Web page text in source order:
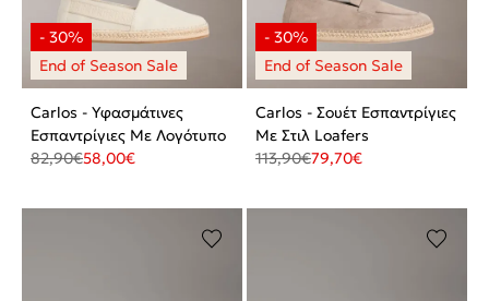
Carlos - Υφασμάτινες
Εσπαντρίγιες Με Λογότυπο
82,90€58,00€
Carlos - Σουέτ Εσπαντρίγιες
Με Στιλ Loafers
113,90€79,70€